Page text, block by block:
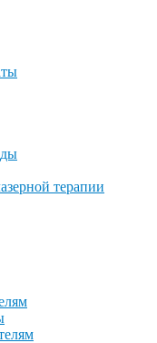
терапии